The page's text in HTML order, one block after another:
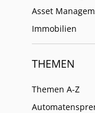
Asset
Immobilien
THEMEN
Themen A-Z